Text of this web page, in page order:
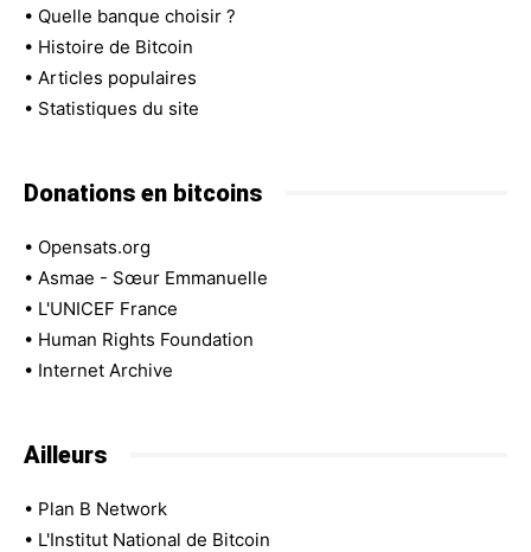
• Quelle banque choisir ?
• Histoire de Bitcoin
• Articles populaires
• Statistiques du site
Donations en bitcoins
• Opensats.org
• Asmae - Sœur Emmanuelle
• L'UNICEF France
• Human Rights Foundation
• Internet Archive
Ailleurs
• Plan B Network
• L'Institut National de Bitcoin